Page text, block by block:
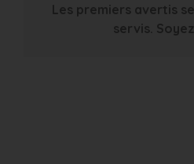
Les premiers avertis
servis.